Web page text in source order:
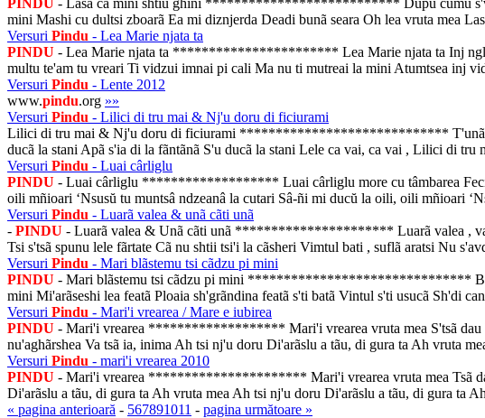
mini Mashi cu dultsi zboarã Ea mi diznjerda Deadi bunã seara Oh lea vruta mea
Versuri Pindu - Lea Marie njata ta
PINDU - Lea Marie njata ta *********************** Lea Marie njata ta Inj
multu te'am tu vreari Ti vidzui imnai pi cali Ma nu ti mutreai la mini Atumtsea inj
Versuri Pindu - Lente 2012
www.pindu.org »»
Versuri Pindu - Lilici di tru mai & Nj'u doru di ficiurami
Lilici di tru mai & Nj'u doru di ficiurami ***************************** T'unã
ducã la stani Apã s'ia di la fãntãnã S'u ducã la stani Lele ca vai, ca vai , Lilici di tru
Versuri Pindu - Luai cârliglu
PINDU - Luai cârliglu ******************* Luai cârliglu more cu tâmbarea Feciŭ
oili mñioari ‘Nsusŭ tu muntsâ ndzeanâ la cutari Sâ-ñi mi ducŭ la oili, oili mñioari
Versuri Pindu - Luarã valea & unã cãti unã
- PINDU - Luarã valea & Unã cãti unã ********************** Luarã valea ,
Tsi s'tsã spunu lele fãrtate Cã nu shtii tsi'i la cãsheri Vimtul bati , suflã aratsi Nu
Versuri Pindu - Mari blãstemu tsi cãdzu pi mini
PINDU - Mari blãstemu tsi cãdzu pi mini ******************************* Bati
mini Mi'arãseshi lea featã Ploaia sh'grãndina featã s'ti batã Vintul s'ti usucã Sh'di
Versuri Pindu - Mari'i vrearea / Mare e iubirea
PINDU - Mari'i vrearea ******************* Mari'i vrearea vruta mea S'tsã dau
nu'aghãrshea Va tsã ia, inima Ah tsi nj'u doru Di'arãslu a tãu, di gura ta Ah vruta
Versuri Pindu - mari'i vrearea 2010
PINDU - Mari'i vrearea ********************** Mari'i vrearea vruta mea Tsã dau
Di'arãslu a tãu, di gura ta Ah vruta mea Ah tsi nj'u doru Di'arãslu a tãu, di gura ta
« pagina anterioară - 567891011 - pagina următoare »